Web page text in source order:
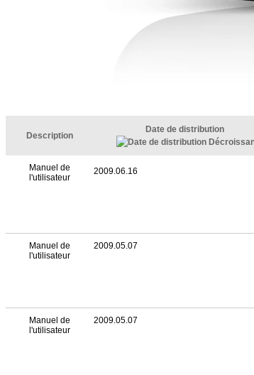
Description
Date de distribution
Manuel de
l'utilisateur
2009.06.16
Manuel de
l'utilisateur
2009.05.07
Manuel de
l'utilisateur
2009.05.07